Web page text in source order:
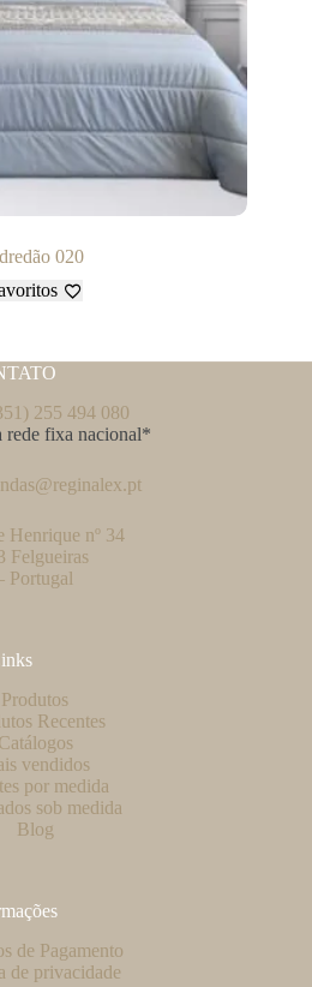
020
255 494 080
rede fixa nacional*
Henrique nº 34
Felgueiras
Portugal
Produtos
Recentes
Catálogos
vendidos
por medida
sob medida
Blog
de Pagamento
de privacidade